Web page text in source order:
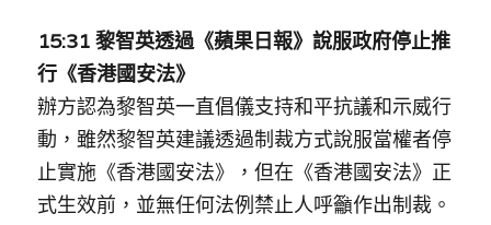
15:31 黎智英透過《蘋果日報》說服政府停止推
行《香港國安法》
辦方認為黎智英一直倡儀支持和平抗議和示威行
動，雖然黎智英建議透過制裁方式說服當權者停
止實施《香港國安法》，但在《香港國安法》正
式生效前，並無任何法例禁止人呼籲作出制裁。